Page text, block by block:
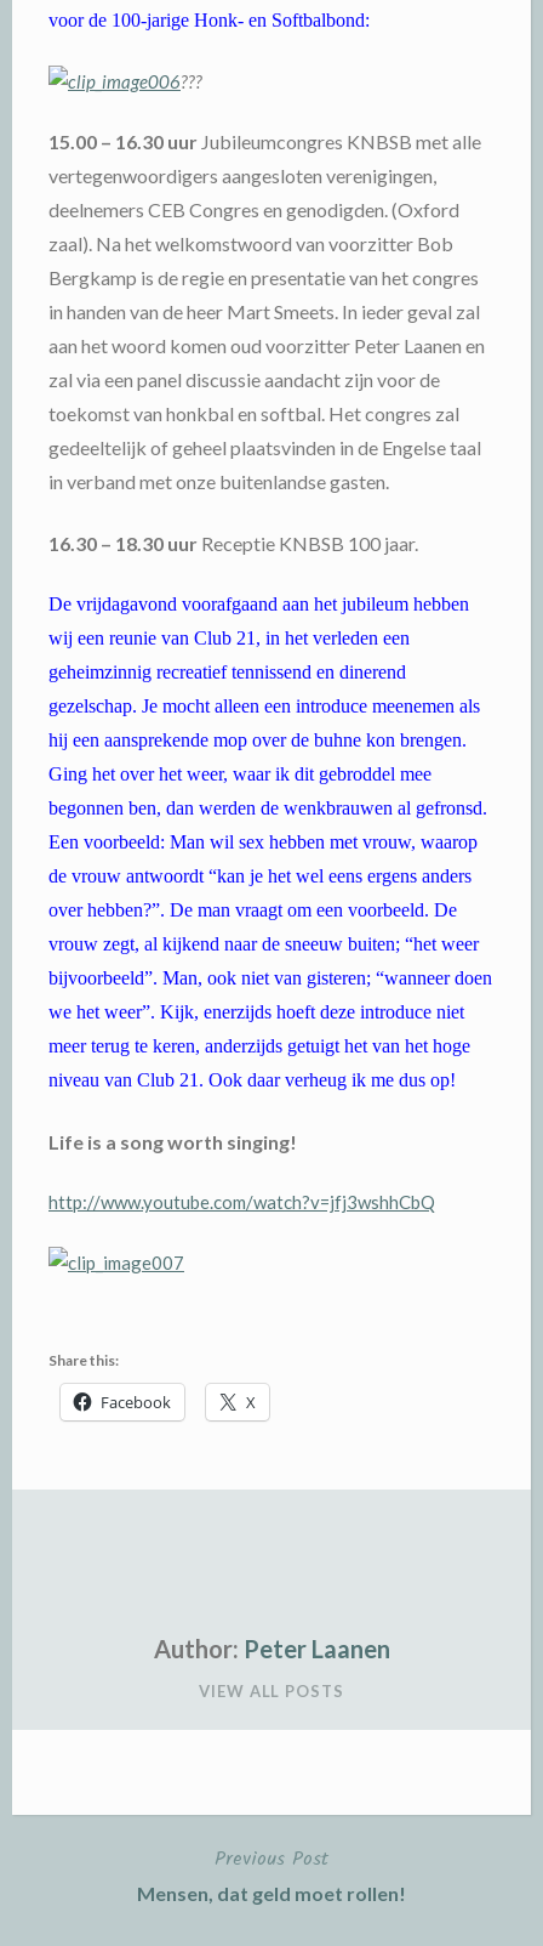
voor de 100-jarige Honk- en Softbalbond:
???
15.00 – 16.30 uur Jubileumcongres KNBSB met alle
vertegenwoordigers aangesloten verenigingen,
deelnemers CEB Congres en genodigden. (Oxford
zaal). Na het welkomstwoord van voorzitter Bob
Bergkamp is de regie en presentatie van het congres
in handen van de heer Mart Smeets. In ieder geval zal
aan het woord komen oud voorzitter Peter Laanen en
zal via een panel discussie aandacht zijn voor de
toekomst van honkbal en softbal. Het congres zal
gedeeltelijk of geheel plaatsvinden in de Engelse taal
in verband met onze buitenlandse gasten.
16.30 – 18.30 uur Receptie KNBSB 100 jaar.
De vrijdagavond voorafgaand aan het jubileum hebben
wij een reunie van Club 21, in het verleden een
geheimzinnig recreatief tennissend en dinerend
gezelschap. Je mocht alleen een introduce meenemen als
hij een aansprekende mop over de buhne kon brengen.
Ging het over het weer, waar ik dit gebroddel mee
begonnen ben, dan werden de wenkbrauwen al gefronsd.
Een voorbeeld: Man wil sex hebben met vrouw, waarop
de vrouw antwoordt “kan je het wel eens ergens anders
over hebben?”. De man vraagt om een voorbeeld. De
vrouw zegt, al kijkend naar de sneeuw buiten; “het weer
bijvoorbeeld”. Man, ook niet van gisteren; “wanneer doen
we het weer”. Kijk, enerzijds hoeft deze introduce niet
meer terug te keren, anderzijds getuigt het van het hoge
niveau van Club 21. Ook daar verheug ik me dus op!
Life is a song worth singing!
http://www.youtube.com/watch?v=jfj3wshhCbQ
Share this:
Facebook X
Author: Peter Laanen
VIEW ALL POSTS
Previous Post
Mensen, dat geld moet rollen!